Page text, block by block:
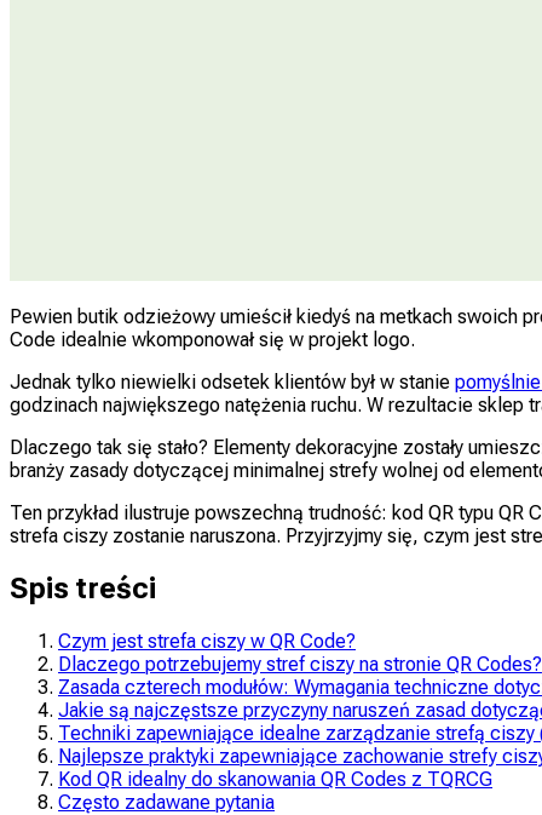
Pewien butik odzieżowy umieścił kiedyś na metkach swoich
Code idealnie wkomponował się w projekt logo.
Jednak tylko niewielki odsetek klientów był w stanie
godzinach największego natężenia ruchu. W rezultacie sklep
Dlaczego tak się stało? Elementy dekoracyjne zostały
branży zasady dotyczącej minimalnej strefy wolnej od
Ten przykład ilustruje powszechną trudność: kod QR typu
strefa ciszy zostanie naruszona. Przyjrzyjmy się, czym jest
Spis treści
Czym jest strefa ciszy w QR Code?
Dlaczego potrzebujemy stref ciszy na stronie QR Codes?
Zasada czterech modułów: Wymagania techniczne
Jakie są najczęstsze przyczyny naruszeń zasad
Techniki zapewniające idealne zarządzanie strefą ciszy
Najlepsze praktyki zapewniające zachowanie strefy
Kod QR idealny do skanowania QR Codes z TQRCG
Często zadawane pytania